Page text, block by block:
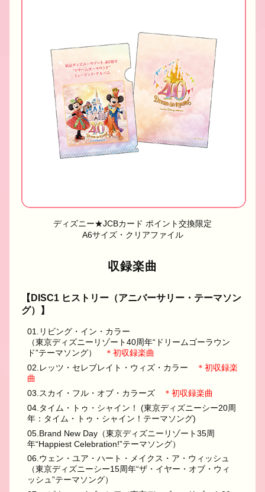
ディズニー★JCBカード ポイント交換限定
A6サイズ・クリアファイル
収録楽曲
【DISC1 ヒストリー（アニバーサリー・テーマソン
グ）】
01.リビング・イン・カラー
（東京ディズニーリゾート40周年“ドリームゴーラウン
ド”テーマソング）
＊初収録楽曲
02.レッツ・セレブレイト・ウィズ・カラー
＊初収録楽
曲
03.スカイ・フル・オブ・カラーズ
＊初収録楽曲
04.タイム・トゥ・シャイン！ (東京ディズニーシー20周
年：タイム・トゥ・シャイン！テーマソング)
05.Brand New Day（東京ディズニーリゾート35周
年“Happiest Celebration!”テーマソング）
06.ウェン・ユア・ハート・メイクス・ア・ウィッシュ
（東京ディズニーシー15周年“ザ・イヤー・オブ・ウィ
ッシュ”テーマソング）